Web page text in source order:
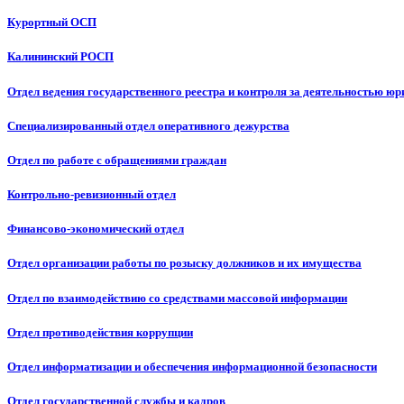
Курортный ОСП
Калининский РОСП
Отдел ведения государственного реестра и контроля за деятельностью
Специализированный отдел оперативного дежурства
Отдел по работе с обращениями граждан
Контрольно-ревизионный отдел
Финансово-экономический отдел
Отдел организации работы по розыску должников и их имущества
Отдел по взаимодействию со средствами массовой информации
Отдел противодействия коррупции
Отдел информатизации и обеспечения информационной безопасности
Отдел государственной службы и кадров